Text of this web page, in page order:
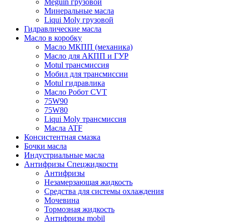
Meguin грузовой
Минеральные масла
Liqui Moly грузовой
Гидравлические масла
Масло в коробку
Масло МКПП (механика)
Масло для АКПП и ГУР
Motul трансмиссия
Мобил для трансмиссии
Motul гидравлика
Масло Робот CVT
75W90
75W80
Liqui Moly трансмиссия
Масла ATF
Консистентная смазка
Бочки масла
Индустриальные масла
Антифризы Спецжидкости
Антифризы
Незамерзающая жидкость
Средства для системы охлаждения
Мочевина
Тормозная жидкость
Антифризы mobil